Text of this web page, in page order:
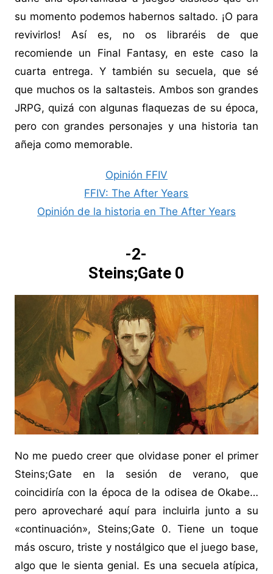
su momento podemos habernos saltado. ¡O para
revivirlos! Así es, no os libraréis de que
recomiende un Final Fantasy, en este caso la
cuarta entrega. Y también su secuela, que sé
que muchos os la saltasteis. Ambos son grandes
JRPG, quizá con algunas flaquezas de su época,
pero con grandes personajes y una historia tan
añeja como memorable.
Opinión FFIV
FFIV: The After Years
Opinión de la historia en The After Years
-2-
Steins;Gate 0
No me puedo creer que olvidase poner el primer
Steins;Gate en la sesión de verano, que
coincidiría con la época de la odisea de Okabe…
pero aprovecharé aquí para incluirla junto a su
«continuación», Steins;Gate 0. Tiene un toque
más oscuro, triste y nostálgico que el juego base,
algo que le sienta genial. Es una secuela atípica,